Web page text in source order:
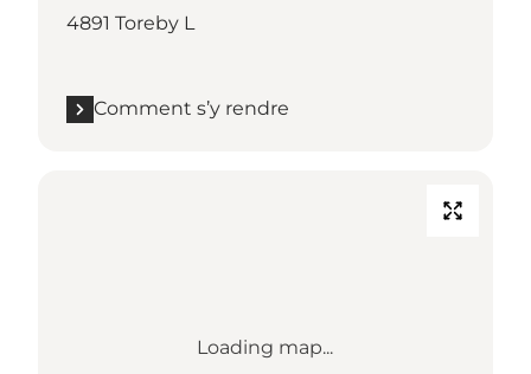
4891 Toreby L
Comment s’y rendre
Loading map...